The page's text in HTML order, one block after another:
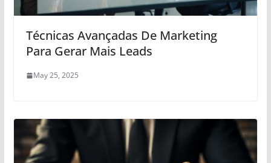
Técnicas Avançadas De Marketing
Para Gerar Mais Leads
May 25, 2025